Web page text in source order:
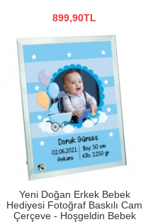
899,90TL
Yeni Doğan Erkek Bebek
Hediyesi Fotoğraf Baskılı Cam
Çerçeve - Hoşgeldin Bebek